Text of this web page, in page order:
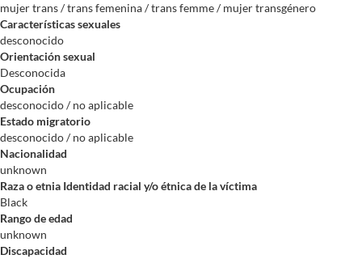
mujer trans / trans femenina / trans femme / mujer transgénero
Características sexuales
desconocido
Orientación sexual
Desconocida
Ocupación
desconocido / no aplicable
Estado migratorio
desconocido / no aplicable
Nacionalidad
unknown
Raza o etnia Identidad racial y/o étnica de la víctima
Black
Rango de edad
unknown
Discapacidad